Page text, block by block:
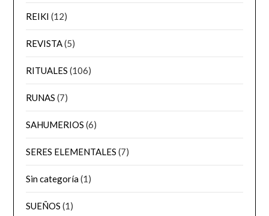
REIKI (12)
REVISTA(5)
RITUALES (106)
RUNAS (7)
SAHUMERIOS (6)
SERES ELEMENTALES (7)
Sin categoría(1)
SUEÑOS (1)